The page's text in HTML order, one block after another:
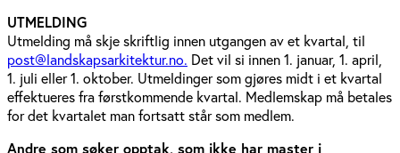
UTMELDING
Utmelding må skje skriftlig innen utgangen av et kvartal, til
post@landskapsarkitektur.no. Det vil si innen 1. januar, 1. april,
1. juli eller 1. oktober. Utmeldinger som gjøres midt i et kvartal
effektueres fra førstkommende kvartal. Medlemskap må betales
for det kvartalet man fortsatt står som medlem.
Andre som søker opptak, som ikke har master i